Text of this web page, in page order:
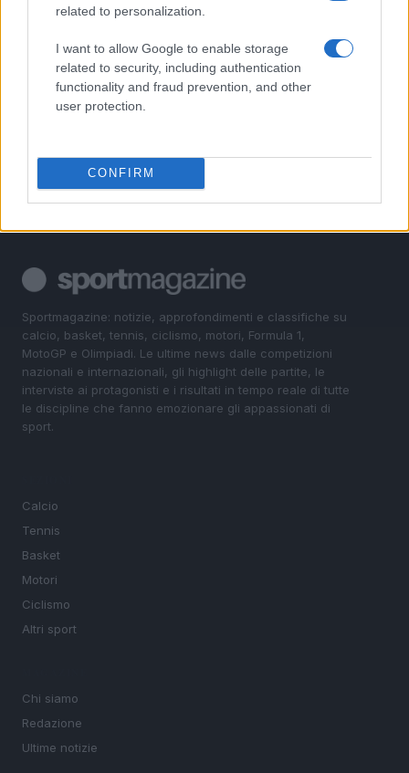
related to personalization.
I want to allow Google to enable storage
related to security, including authentication
functionality and fraud prevention, and other
user protection.
CONFIRM
Scoperte carcasse di moto e motori in container
Il Córdoba ha ottenuto il II Trofeo Puertas dopo aver
sconfitto il Rayo ai rigori.
Sportmagazine: notizie, approfondimenti e classifiche su
calcio, basket, tennis, ciclismo, motori, Formula 1,
MotoGP e Olimpiadi. Le ultime news dalle competizioni
nazionali e internazionali, gli highlight delle partite, le
interviste ai protagonisti e i risultati in tempo reale di tutte
le discipline che fanno emozionare gli appassionati di
sport.
Calcio
Tennis
Basket
Motori
Ciclismo
Altri sport
Chi siamo
Redazione
Ultime notizie